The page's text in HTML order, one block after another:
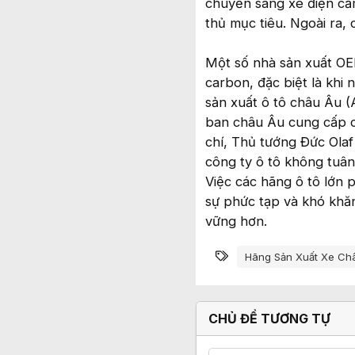
thủ mục tiêu. Ngoài ra,
Một số nhà sản xuất
carbon, đặc biệt là khi
sản xuất ô tô châu Âu
ban châu Âu cung cấp
chí, Thủ tướng Đức
công ty ô tô không
Việc các hãng ô tô lớn
sự phức tạp và khó
vững hơn.
Từ khóa
Hãng Sản Xuất Xe
CHỦ ĐỀ TƯƠNG TỰ